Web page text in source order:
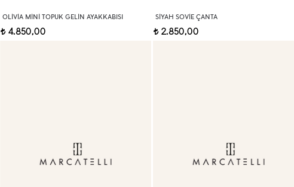
OLIVIA MINI TOPUK GELIN AYAKKABISI
t4.850,00
SIYAH SOVIE ÇANTA
t2.850,00